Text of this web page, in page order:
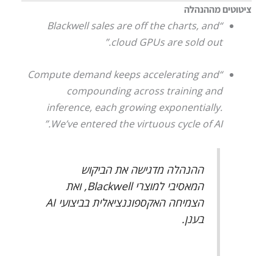
ציטוטים מההנהלה
“Blackwell sales are off the charts, and
cloud GPUs are sold out.”
“Compute demand keeps accelerating and
compounding across training and
inference, each growing exponentially.
We’ve entered the virtuous cycle of AI.”
ההנהלה מדגישה את הביקוש
המאסיבי למוצרי Blackwell, ואת
הצמיחה האקספוננציאלית בביצועי AI
בענן.